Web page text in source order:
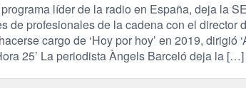
líder de la radio en España, deja la
de profesionales de la cadena con el director
cargo de ‘Hoy por hoy’ en 2019, dirigió
25’ La periodista Àngels Barceló deja la […]